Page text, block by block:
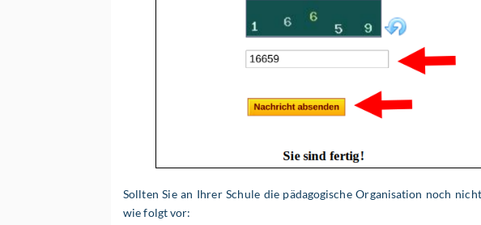
Sollten Sie an Ihrer Schule die pädagogische Organisation noch
wie folgt vor: